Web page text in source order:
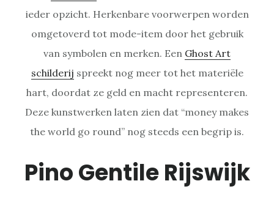
ieder opzicht. Herkenbare voorwerpen worden
omgetoverd tot mode-item door het gebruik
van symbolen en merken. Een Ghost Art
schilderij spreekt nog meer tot het materiële
hart, doordat ze geld en macht representeren.
Deze kunstwerken laten zien dat “money makes
the world go round” nog steeds een begrip is.
Pino Gentile Rijswijk